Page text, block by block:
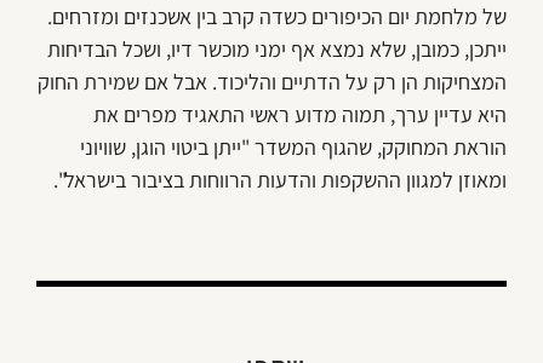
של מלחמת יום הכיפורים כשדה קרב בין אשכנזים ומזרחים.
ייתכן, כמובן, שלא נמצא אף ימני מוכשר דיו, ושכל הבדיחות
המצחיקות הן רק על הדתיים והליכוד. אבל אם שמירת החוק
היא עדיין ערך, תמוה מדוע ראשי התאגיד מפרים את
הוראת המחוקק, שהגוף המשדר "ייתן ביטוי הוגן, שוויוני
ומאוזן למגוון ההשקפות והדעות הרווחות בציבור בישראל".